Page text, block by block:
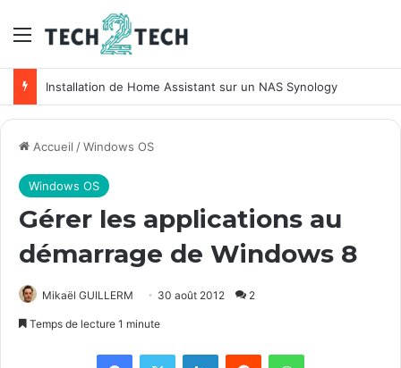
Menu
Installation de Home Assistant sur un NAS Synology
Accueil /Windows OS
Windows OS
Gérer les applications au
démarrage de Windows 8
Mikaël GUILLERM 30 août 2012 2
Temps de lecture 1 minute